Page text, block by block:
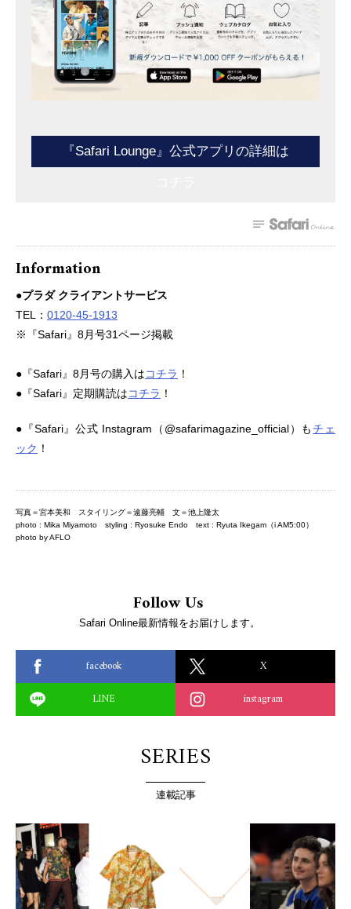
『Safari Lounge』公式アプリの詳細は
Information
●プラダ クライアントサービス
TEL： 0120-45-1913
※『Safari』8月号31ページ掲載
●『Safari』8月号の購入はコチラ ！
●『Safari』定期購読はコチラ ！
●『Safari』公式 Instagram（@safarimagazine_official）もチェ
ック ！
写真＝宮本美和 スタイリング＝遠藤亮輔 文＝池上隆太
photo : Mika Miyamoto styling : Ryosuke Endo text : Ryuta Ikegam（i AM5:00）
photo by AFLO
Follow Us
Safari Online最新情報をお届けします。
facebook
X
LINE
instagram
SERIES
連載記事